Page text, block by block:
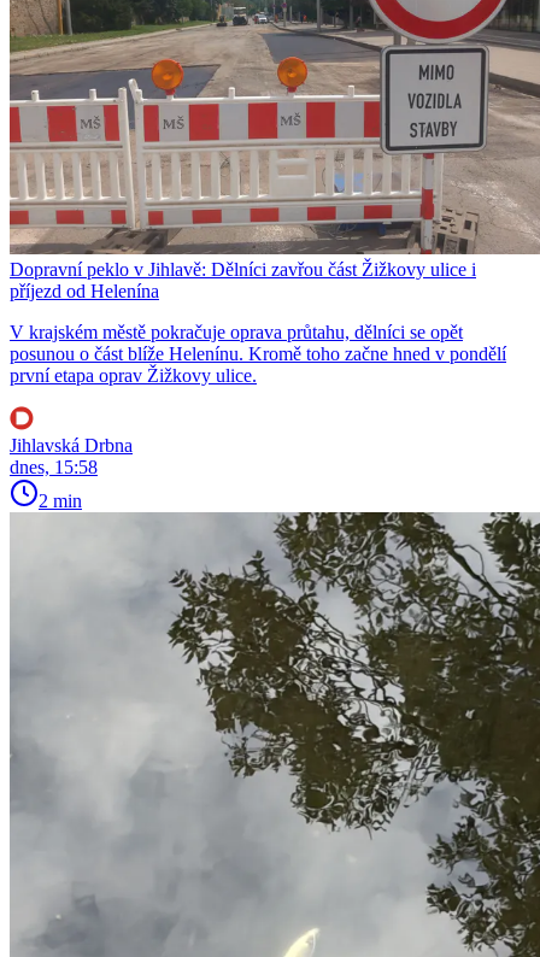
Dopravní peklo v Jihlavě: Dělníci zavřou část Žižkovy ulice i
příjezd od Helenína
V krajském městě pokračuje oprava průtahu, dělníci se opět
posunou o část blíže Helenínu. Kromě toho začne hned v pondělí
první etapa oprav Žižkovy ulice.
Jihlavská Drbna
dnes, 15:58
2 min